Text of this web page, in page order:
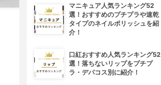
マニキュア人気ランキング52
選！おすすめのプチプラや速乾
タイプのネイルポリッシュを紹
介！
口紅おすすめ人気ランキング52
選！落ちないリップをプチプ
ラ・デパコス別に紹介！